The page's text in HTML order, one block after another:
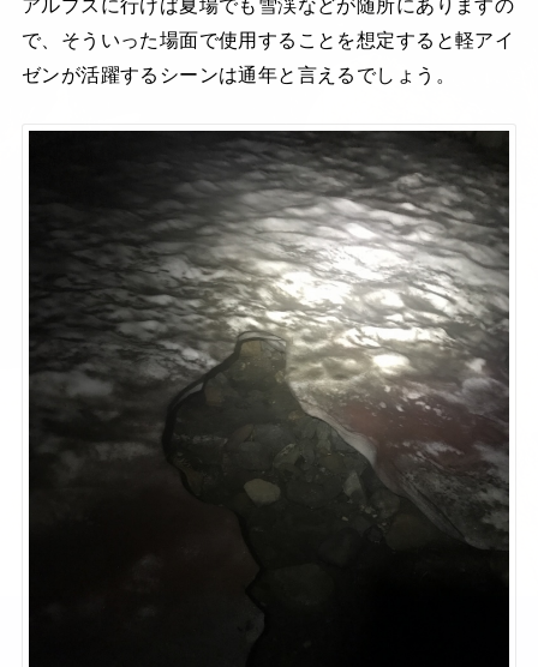
で、そういった場面で使用することを想定すると軽アイ
ゼンが活躍するシーンは通年と言えるでしょう。